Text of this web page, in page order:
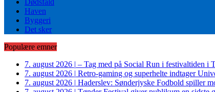
Haven
Byggeri
Det sker
Populære emner
7. august 2026 | – Tag med på Social Run i festivaltiden
7. august 2026 | Retro-gaming og superhelte indtager
7. august 2026 | Haderslev: Sønderjyske Fodbold spiller